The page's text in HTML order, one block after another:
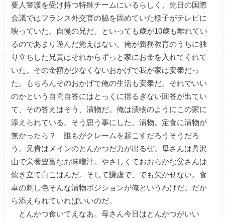
要人警護を受け持つ特殊チームにいるらしく、先日の国際
会議ではフランス外交官の脇を固めていた様子がテレビに
映っていた。自慢の兄だ。といっても歳が10歳も離れてい
るのであまり遊んだ覚えはない。俺が義務教育のうちに独
り立ちした兄貴はそれからずっと家にお金を入れてくれて
いた。その金額が少なくないおかげで我が家は安泰だっ
た。もちろんそのおかげで俺の生活も安泰だ。それでいい
のかという自問自答にはとっくに揺るぎない回答が出てい
て、その答えはそう、漬物だ。俺は漬物のようにこの家に
添えられている。そう思う事にした。漬物。定食に漬物が
無かったら？ 誰もがクレームを起こすだろうそうだろ
う。兄貴はメインのとんかつだ力が出るぜ。母さんは具沢
山で栄養豊富なお味噌汁。やさしくておおらかな父さんは
炊き立て白ごはんだ。そして謙虚で、でも欠かせない。食
卓の刺し色そんな漬物ポジションが俺というわけだ。だか
ら添えられていればいいのだ。
とんかつ食いてえなあ。母さん今日はとんかつがいい